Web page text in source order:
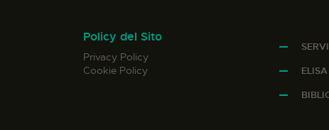
Policy del Sito
Privacy Policy
Cookie Policy